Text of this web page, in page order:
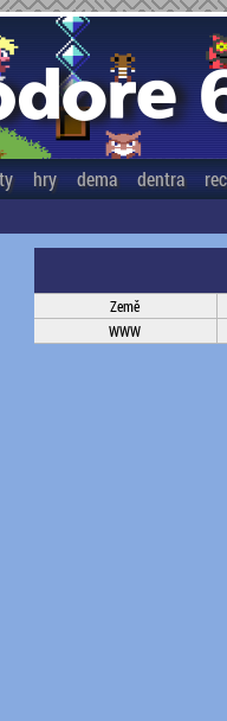
hry dema dentra
Země
WWW